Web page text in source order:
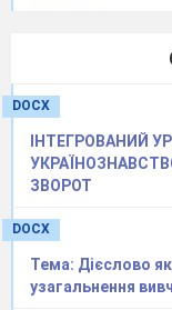
DOCX
ІНТЕГРОВАНИЙ
ЗВОРОТ
DOCX
Тема: Дієслово
узагальнення